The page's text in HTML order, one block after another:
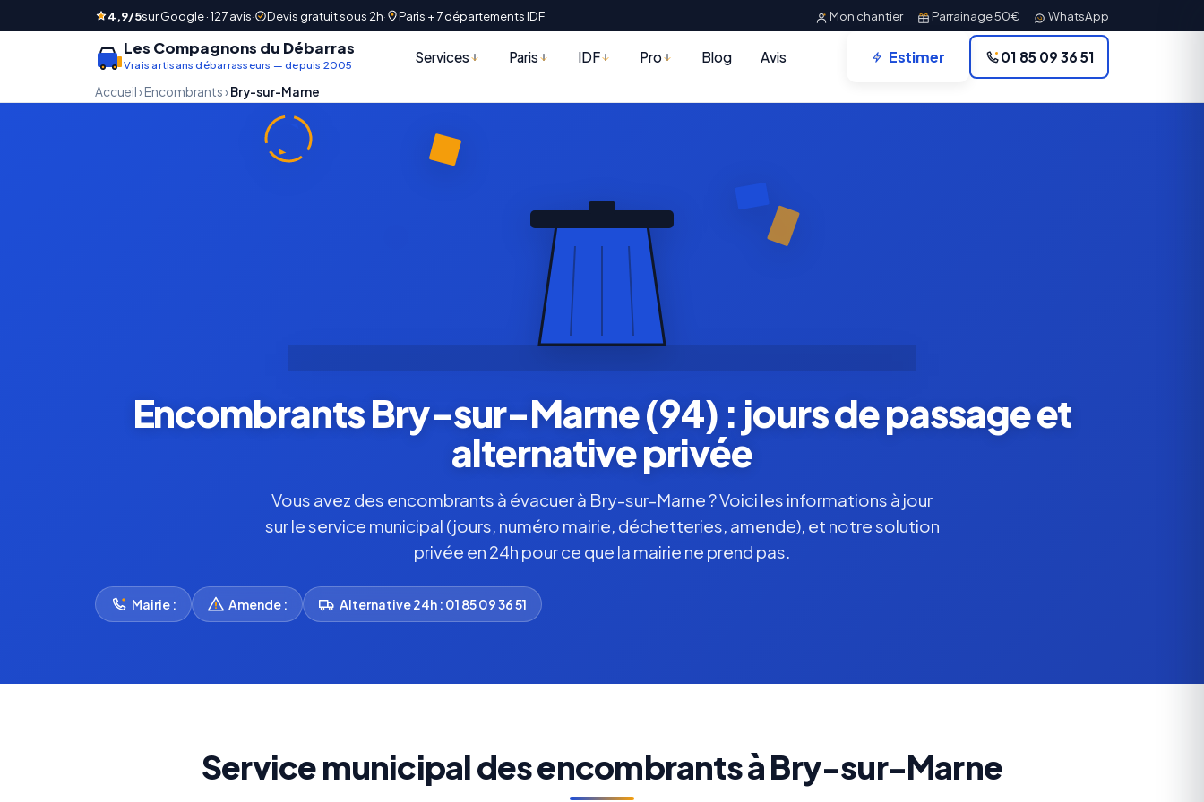
4,9/5sur Google · 127 avis· Devis gratuit sous 2h· Paris + 7 départements IDF Mon chantier Parrainage 50€ WhatsApp
Les Compagnons du Débarras
Vrais artisans débarrasseurs — depuis 2005 Services Paris IDF Pro Blog Avis Estimer 01 85 09 36 51
Accueil›Encombrants›Bry-sur-Marne
Encombrants Bry-sur-Marne (94) : jours de passage et
alternative privée
Vous avez des encombrants à évacuer à Bry-sur-Marne ? Voici les informations à jour
sur le service municipal (jours, numéro mairie, déchetteries, amende), et notre solution
privée en 24h pour ce que la mairie ne prend pas.
Mairie : Amende : Alternative 24h : 01 85 09 36 51
Service municipal des encombrants à Bry-sur-Marne